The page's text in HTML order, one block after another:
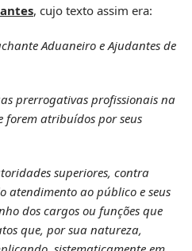
, cujo texto assim era:
Aduaneiro e Ajudantes de
prerrogativas profissionais na
forem atribuídos por seus
superiores, contra
atendimento ao público e seus
dos cargos ou funções que
que, por sua natureza,